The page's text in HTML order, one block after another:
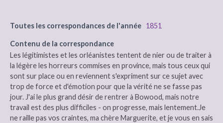
Toutes les correspondances de l'année 1851
Contenu de la correspondance
Les légitimistes et les orléanistes tentent de nier ou de traiter à
la légère les horreurs commises en province, mais tous ceux qui
sont sur place ou en reviennent s'expriment sur ce sujet avec
trop de force et d'émotion pour que la vérité ne se fasse pas
jour. J'ai le plus grand désir de rentrer à Bowood, mais notre
travail est des plus difficiles - on progresse, mais lentement.Je
ne raille pas vos craintes, ma chère Marguerite, et je vous en sais